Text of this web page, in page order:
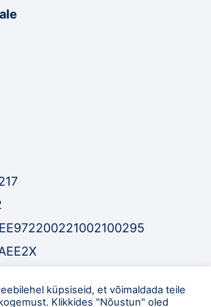
küpsiseid, et võimaldada teile
Klikkides "Nõustun" oled